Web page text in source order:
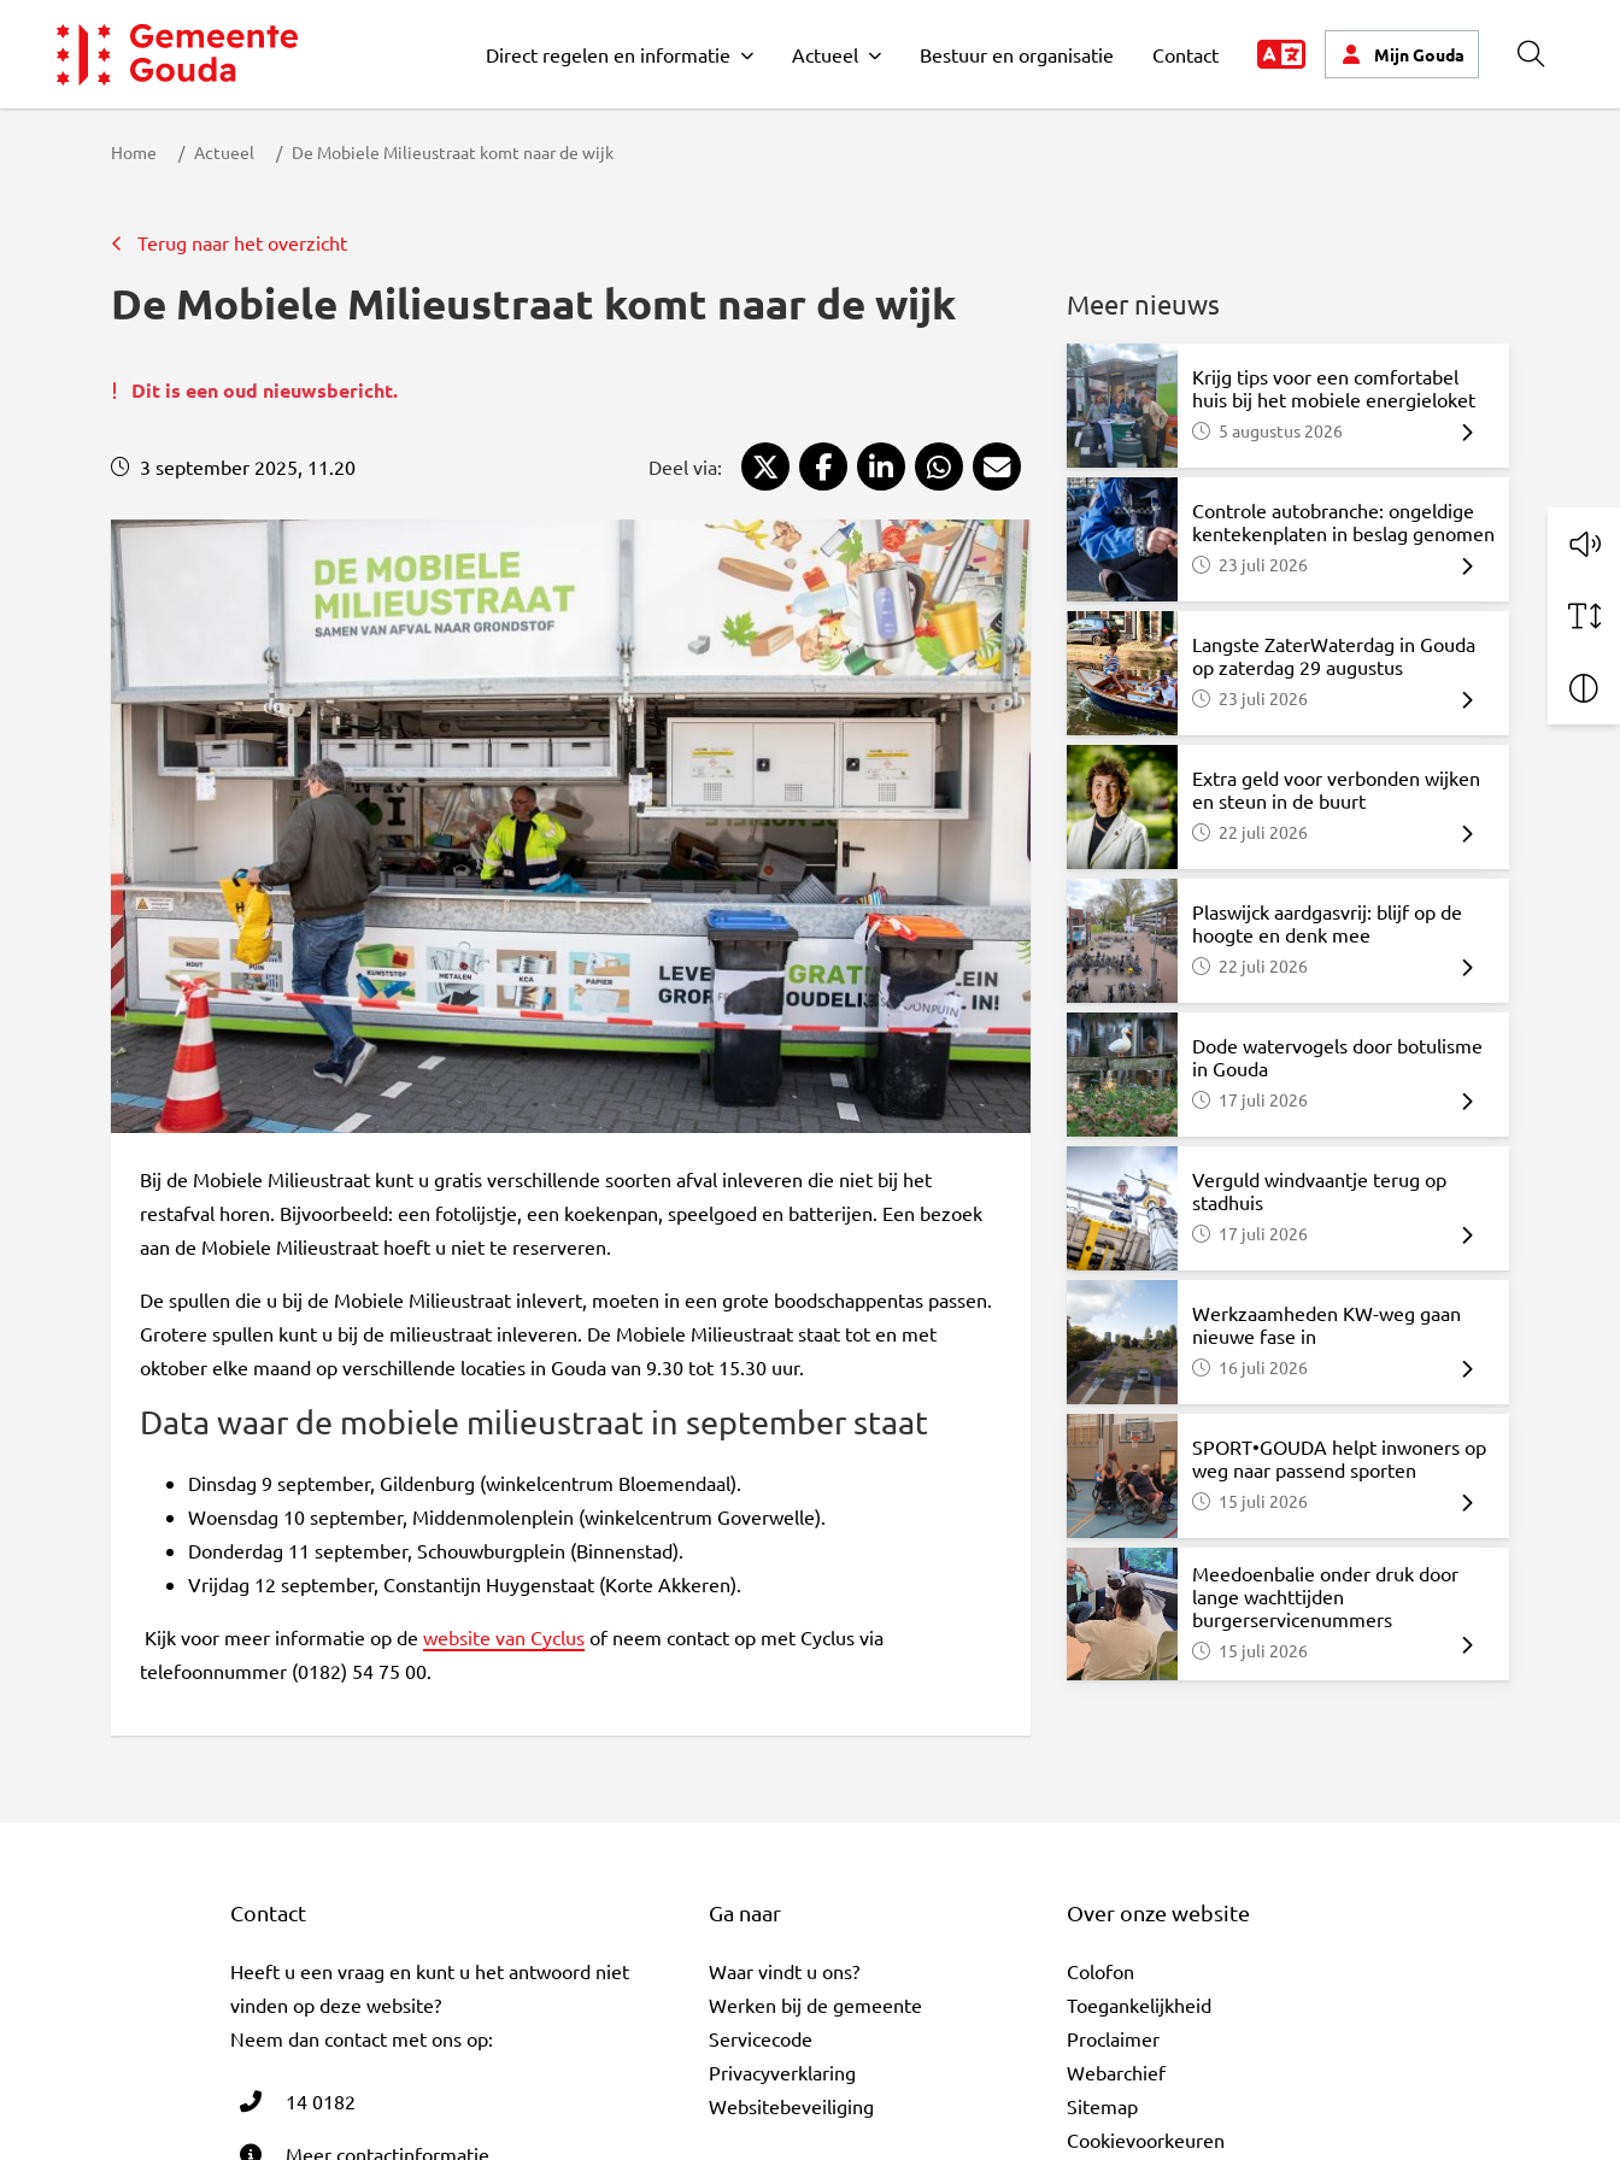
Gemeente Gouda
Direct regelen en informatie Actueel Bestuur en organisatie Contact MijnGouda Zoeken
Home Actueel De Mobiele Milieustraat komt naar de wijk
Terug naar het overzicht
De Mobiele Milieustraat komt naar de wijk
Dit is een oud nieuwsbericht.
3 september 2025, 11.20 Deel via: Deel via XDeel via Facebook
Deel via LinkedIn
Deel via WhatsApp
Deel via Mail
Bij de Mobiele Milieustraat kunt u gratis verschillende soorten afval inleveren die niet bij het
restafval horen. Bijvoorbeeld: een fotolijstje, een koekenpan, speelgoed en batterijen. Een bezoek
aan de Mobiele Milieustraat hoeft u niet te reserveren.
De spullen die u bij de Mobiele Milieustraat inlevert, moeten in een grote boodschappentas passen.
Grotere spullen kunt u bij de milieustraat inleveren. De Mobiele Milieustraat staat tot en met
oktober elke maand op verschillende locaties in Gouda van 9.30 tot 15.30 uur.
Data waar de mobiele milieustraat in september staat
Dinsdag 9 september, Gildenburg (winkelcentrum Bloemendaal).
Woensdag 10 september, Middenmolenplein (winkelcentrum Goverwelle).
Donderdag 11 september, Schouwburgplein (Binnenstad).
Vrijdag 12 september, Constantijn Huygenstaat (Korte Akkeren).
Kijk voor meer informatie op de website van Cyclus of neem contact op met Cyclus via
telefoonnummer (0182) 54 75 00.
Meer nieuws
Krijg tips voor een comfortabel
huis bij het mobiele energieloket
5 augustus 2026
Controle autobranche: ongeldige
kentekenplaten in beslag genomen
23 juli 2026
Langste ZaterWaterdag in Gouda
op zaterdag 29 augustus
23 juli 2026
Extra geld voor verbonden wijken
en steun in de buurt
22 juli 2026
Plaswijck aardgasvrij: blijf op de
hoogte en denk mee
22 juli 2026
Dode watervogels door botulisme
in Gouda
17 juli 2026
Verguld windvaantje terug op
stadhuis
17 juli 2026
Werkzaamheden KW-weg gaan
nieuwe fase in
16 juli 2026
SPORT•GOUDA helpt inwoners op
weg naar passend sporten
15 juli 2026
Meedoenbalie onder druk door
lange wachttijden
burgerservicenummers
15 juli 2026
Contact
Heeft u een vraag en kunt u het antwoord niet
vinden op deze website?
Neem dan contact met ons op:
14 0182
Meer contactinformatie
Ga naar
Waar vindt u ons?
Werken bij de gemeente
Servicecode
Privacyverklaring
Websitebeveiliging
Over onze website
Colofon
Toegankelijkheid
Proclaimer
Webarchief
Sitemap
Cookievoorkeuren